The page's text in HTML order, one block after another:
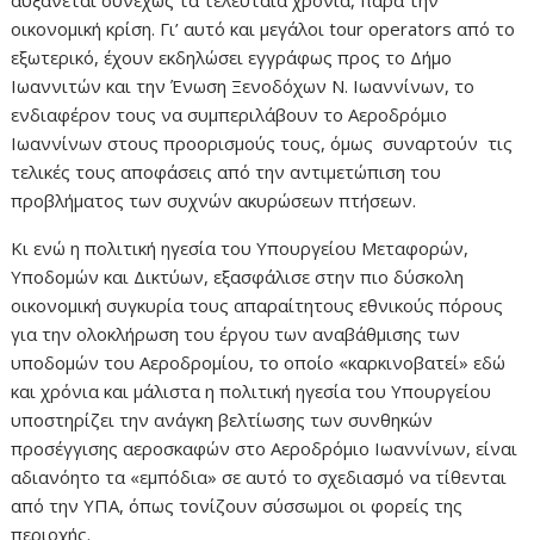
οικονομική κρίση. Γι’ αυτό και μεγάλοι tour operators από το
εξωτερικό, έχουν εκδηλώσει εγγράφως προς το Δήμο
Ιωαννιτών και την Ένωση Ξενοδόχων Ν. Ιωαννίνων, το
ενδιαφέρον τους να συμπεριλάβουν το Αεροδρόμιο
Ιωαννίνων στους προορισμούς τους, όμως συναρτούν τις
τελικές τους αποφάσεις από την αντιμετώπιση του
προβλήματος των συχνών ακυρώσεων πτήσεων.
Κι ενώ η πολιτική ηγεσία του Υπουργείου Μεταφορών,
Υποδομών και Δικτύων, εξασφάλισε στην πιο δύσκολη
οικονομική συγκυρία τους απαραίτητους εθνικούς πόρους
για την ολοκλήρωση του έργου των αναβάθμισης των
υποδομών του Αεροδρομίου, το οποίο «καρκινοβατεί» εδώ
και χρόνια και μάλιστα η πολιτική ηγεσία του Υπουργείου
υποστηρίζει την ανάγκη βελτίωσης των συνθηκών
προσέγγισης αεροσκαφών στο Αεροδρόμιο Ιωαννίνων, είναι
αδιανόητο τα «εμπόδια» σε αυτό το σχεδιασμό να τίθενται
από την ΥΠΑ, όπως τονίζουν σύσσωμοι οι φορείς της
περιοχής.